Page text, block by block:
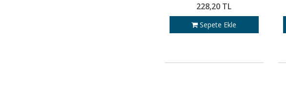
228,20 TL
Sepete Ekle